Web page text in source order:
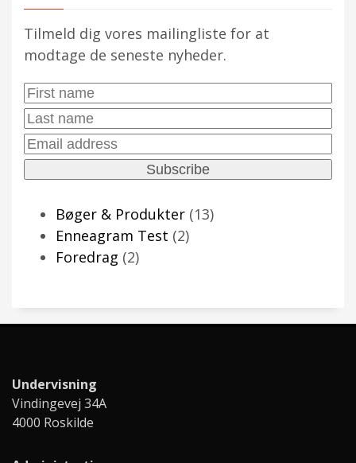
Tilmeld dig vores mailingliste for at
modtage de seneste nyheder.
First
Name:
Last
Name:
Email
Address:
Bøger & Produkter 1313
Enneagram Test 22
Foredrag 22
Undervisning
Vindingevej 34A
4000 Roskilde